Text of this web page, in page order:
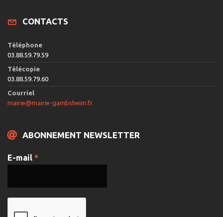
CONTACTS
Téléphone
03.88.59.79.59
Télécopie
03.88.59.79.60
Courriel
mairie@mairie-gambsheim.fr
ABONNEMENT NEWSLETTER
E-mail *